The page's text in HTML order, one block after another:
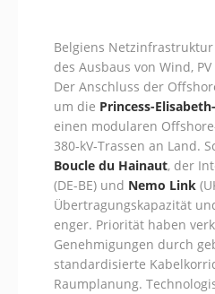
Belgiens
des Ausbaus von Wind,
Der Anschluss der
um die Princess-
einen modularen
380‑kV‑Trassen an Land.
Boucle du Hainaut, der
(DE-BE) und Nemo Link
Übertragungskapazität
enger. Priorität haben
Genehmigungen durch
standardisierte
Raumplanung.